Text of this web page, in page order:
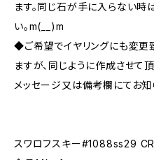
ます。同じ石が手に入らない時
い。m(__)m
◆ご希望でイヤリングにも変更
ますが、同じように作成させて頂
メッセージ又は備考欄にてお
スワロフスキー#1088ss29